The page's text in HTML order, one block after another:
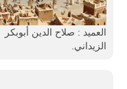
العميد : صلاح الدين أبوبكر
الزيداني.